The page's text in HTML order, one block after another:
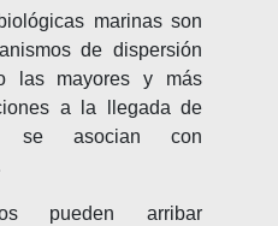
marinas son
de dispersión
las mayores y más
a la llegada de
se asocian con
pueden arribar